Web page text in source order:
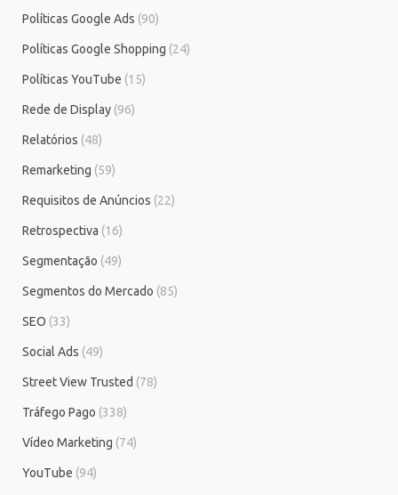
Políticas Google Ads (90)
Políticas Google Shopping (24)
Políticas YouTube (15)
Rede de Display (96)
Relatórios (48)
Remarketing (59)
Requisitos de Anúncios (22)
Retrospectiva (16)
Segmentação (49)
Segmentos do Mercado (85)
SEO (33)
Social Ads (49)
Street View Trusted (78)
Tráfego Pago (338)
Vídeo Marketing (74)
YouTube (94)